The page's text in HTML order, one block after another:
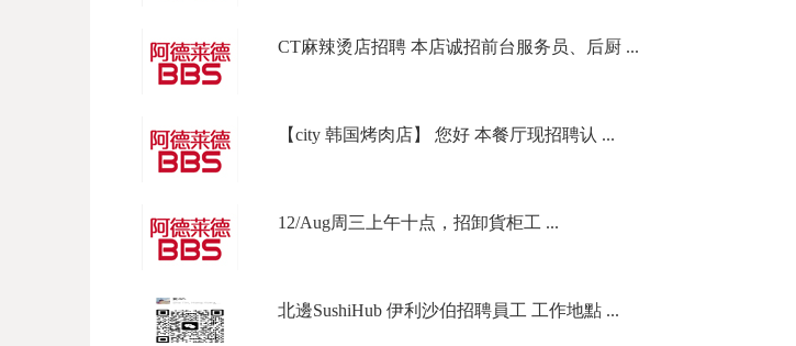
CT麻辣烫店招聘 本店诚招前台服务员、后厨 ...
【city 韩国烤肉店】 您好 本餐厅现招聘认 ...
12/Aug周三上午十点，招卸貨柜工 ...
北邊SushiHub 伊利沙伯招聘員工 工作地點 ...